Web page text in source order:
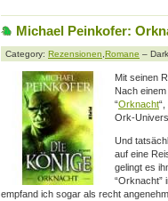
Michael Peinkofer:
Category: Rezensionen Romane –
Mit seinen
Nach einem
“Orknacht
Ork-
Und
auf eine
gelingt es
“Orknacht”
empfand ich sogar als recht